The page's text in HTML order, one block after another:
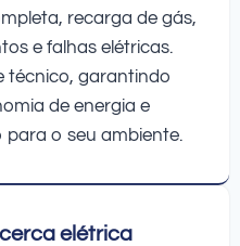
recarga de gás,
e falhas elétricas.
técnico, garantindo
de energia e
o seu ambiente.
elétrica